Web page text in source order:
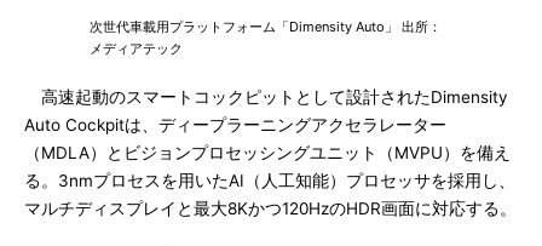
次世代車載用プラットフォーム「Dimensity Auto」 出所：
メディアテック
高速起動のスマートコックピットとして設計されたDimensity
Auto Cockpitは、ディープラーニングアクセラレーター
（MDLA）とビジョンプロセッシングユニット（MVPU）を備え
る。3nmプロセスを用いたAI（人工知能）プロセッサを採用し、
マルチディスプレイと最大8Kかつ120HzのHDR画面に対応する。